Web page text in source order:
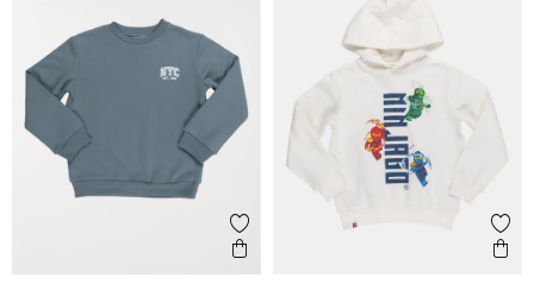
Ajouter aux favoris
Aperçu rapide